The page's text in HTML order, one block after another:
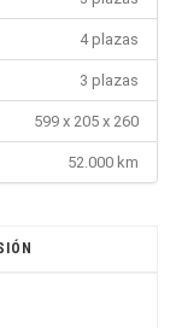
4 plazas
3 plazas
599 x 205 x 260
52.000 km